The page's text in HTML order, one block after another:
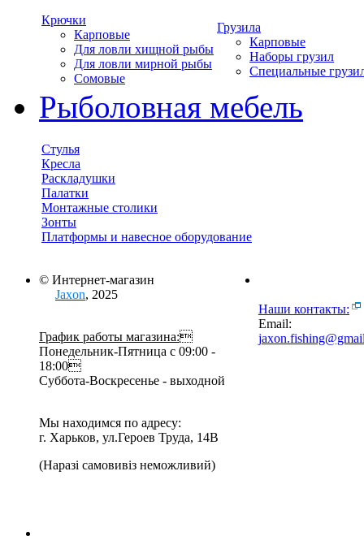
Крючки
Карповые
Для ловли хищной рыбы
Для ловли мирной рыбы
Сомовые
Грузила
Карповые
Наборы грузил
Специальные
Рыболовная мебель
Стулья
Кресла
Раскладушки
Палатки
Монтажные столики
Зонты
Платформы и навесное оборудование
© Интернет-магазин
Jaxon, 2025
График работы магазина:
Понедельник-Пятница с 09:00 -
18:00
Суббота-Воскресенье - выходной
Мы находимся по адресу:
г. Харьков, ул.Героев Труда, 14В
(Наразі самовивіз неможливий)
Наши контакты:
Email: